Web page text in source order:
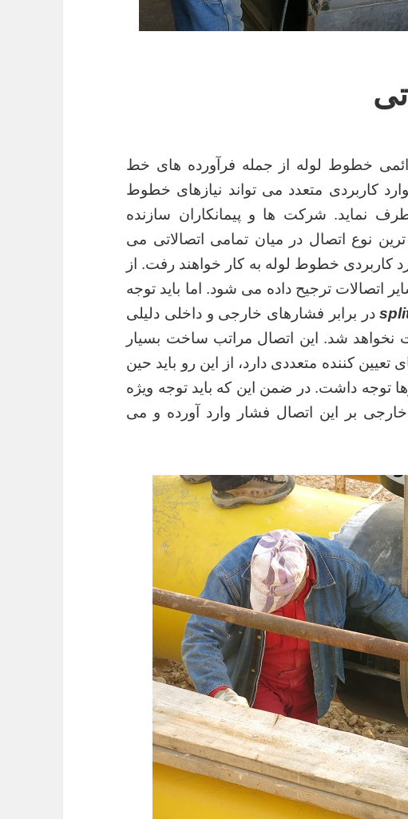
خطوط لوله از جمله فرآورده های خط
کاربردی متعدد می تواند نیازهای خطوط
نماید. شرکت ها و پیمانکاران سازنده
نوع اتصال در میان تمامی اتصالاتی می
کاربردی خطوط لوله به کار خواهند رفت. از
اتصالات ترجیح داده می شود. اما باید توجه
در برابر فشارهای خارجی و داخلی دلیلی
نخواهد شد. این اتصال مراتب ساخت بسیار
کننده متعددی دارد، از این رو باید حین
توجه داشت. در ضمن این که باید توجه ویژه
بر این اتصال فشار وارد آورده و می